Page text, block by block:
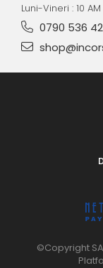
Luni-Vineri : 10
0790 536
©Copyright